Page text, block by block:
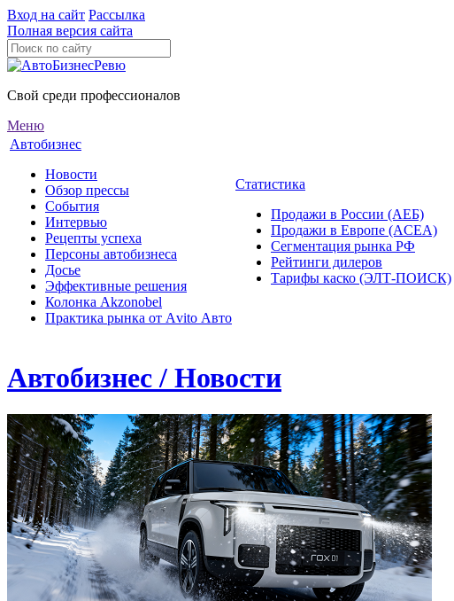
Вход на сайт Рассылка
Полная версия сайта
Свой среди профессионалов
Меню
Автобизнес
Новости
Обзор прессы
События
Интервью
Рецепты успеха
Персоны автобизнеса
Досье
Эффективные решения
Колонка Akzonobel
Практика рынка от Аvito Авто
Статистика
Продажи в России (АЕБ)
Продажи в Европе (ACEA)
Сегментация рынка РФ
Рейтинги дилеров
Тарифы каско (ЭЛТ-ПОИСК)
Автобизнес / Новости